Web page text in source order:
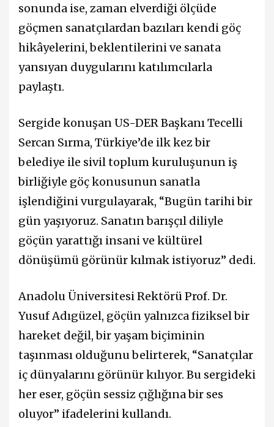
sonunda ise, zaman elverdiği ölçüde
göçmen sanatçılardan bazıları kendi göç
hikâyelerini, beklentilerini ve sanata
yansıyan duygularını katılımcılarla
paylaştı.
Sergide konuşan US-DER Başkanı Tecelli
Sercan Sırma, Türkiye’de ilk kez bir
belediye ile sivil toplum kuruluşunun iş
birliğiyle göç konusunun sanatla
işlendiğini vurgulayarak, “Bugün tarihi bir
gün yaşıyoruz. Sanatın barışçıl diliyle
göçün yarattığı insani ve kültürel
dönüşümü görünür kılmak istiyoruz” dedi.
Anadolu Üniversitesi Rektörü Prof. Dr.
Yusuf Adıgüzel, göçün yalnızca fiziksel bir
hareket değil, bir yaşam biçiminin
taşınması olduğunu belirterek, “Sanatçılar
iç dünyalarını görünür kılıyor. Bu sergideki
her eser, göçün sessiz çığlığına bir ses
oluyor” ifadelerini kullandı.